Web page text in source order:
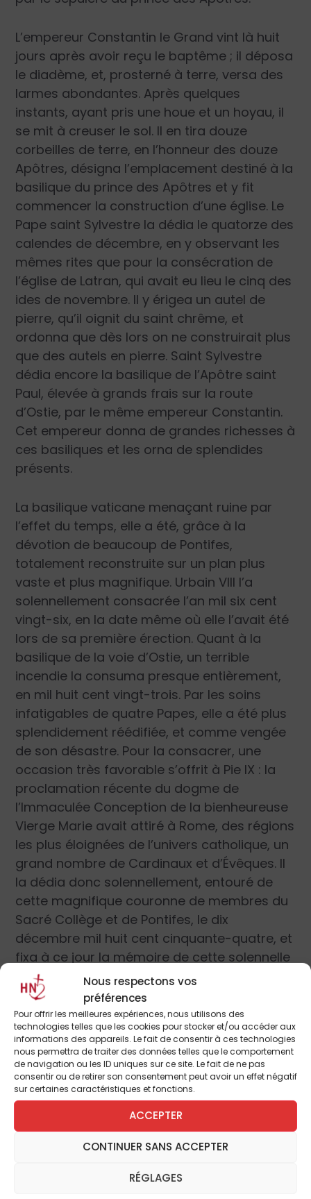
Nous respectons vos
préférences
Pour offrir les meilleures expériences, nous utilisons des
technologies telles que les cookies pour stocker et/ou accéder aux
informations des appareils. Le fait de consentir à ces technologies
nous permettra de traiter des données telles que le comportement
de navigation ou les ID uniques sur ce site. Le fait de ne pas
consentir ou de retirer son consentement peut avoir un effet négatif
sur certaines caractéristiques et fonctions.
ACCEPTER
CONTINUER SANS ACCEPTER
RÉGLAGES
L’empereur Constantin le Grand vint là huit
jours après avoir reçu le baptême ; il déposa
le diadème, et, prosterné à terre, versa des
larmes abondantes. Après quelques
instants, ayant pris une houe et un hoyau, il
se mit à creuser le sol. Il en tira douze
corbeilles de terre, en l’honneur des douze
Apôtres, désigna l’emplacement destiné à la
basilique du prince des Apôtres et y fit
commencer la construction d’une église. Le
Pape saint Sylvestre la dédia le quatorze des
calendes de décembre, en y observant les
mêmes rites que pour la consécration de
l’église de Latran, qui avait eu lieu le cinq des
ides de novembre. Il y érigea un autel de
pierre, qu’il oignit du saint chrême, et
ordonna que dès lors on ne construirait plus
que des autels en pierre. Saint Sylvestre
dédia encore la basilique de l’Apôtre saint
Paul, élevée à grands frais sur la route
d’Ostie, par le même empereur Constantin.
Cet empereur donna de grandes richesses à
ces basiliques et les orna de splendides
présents.
La basilique vaticane menaçant ruine par
l’effet du temps, elle a été, grâce à la
dévotion de beaucoup de Pontifes,
totalement reconstruite sur un plan plus
vaste et plus magnifique. Urbain VIII l’a
solennellement consacrée l’an mil six cent
vingt-six, en la date même où elle l’avait été
lors de sa première érection. Quant à la
basilique de la voie d’Ostie, un terrible
incendie la consuma presque entièrement,
en mil huit cent vingt-trois. Par les soins
infatigables de quatre Papes, elle a été plus
splendidement réédifiée, et comme vengée
de son désastre. Pour la consacrer, une
occasion très favorable s’offrit à Pie IX : la
proclamation récente du dogme de
l’Immaculée Conception de la bienheureuse
Vierge Marie avait attiré à Rome, des régions
les plus éloignées de l’univers catholique, un
grand nombre de Cardinaux et d’Évêques. Il
la dédia donc solennellement, entouré de
cette magnifique couronne de membres du
Sacré Collège et de Pontifes, le dix
décembre mil huit cent cinquante-quatre, et
fixa à ce jour la mémoire de cette solennelle
Dédicace.
La messe de la dédicace
Dans sonGuide dans l’année liturgique, dom
Pius Parsch (1884-1954) écrit à propos de la
messe de la dédicace :
La messe de la Dédicace est particulièrement
riche en pensées. Pour en comprendre le texte,
nous devons faire en sorte d’avoir toujours
sous les yeux la véritable consécration de
l’épouse du Christ, l’Église. Chaque fois que